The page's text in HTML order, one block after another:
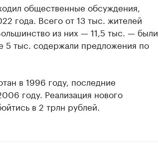
общественные обсуждения,
года. Всего от 13 тыс. жителей
из них — 11,5 тыс. — были
тыс. содержали предложения по
в 1996 году, последние
году. Реализация нового
в 2 трлн рублей.